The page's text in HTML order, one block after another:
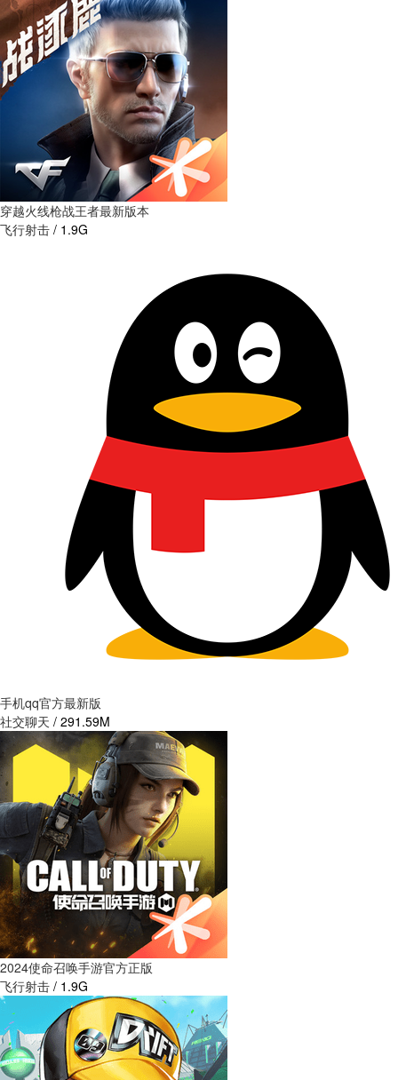
穿越火线枪战王者最新版本
飞行射击 / 1.9G
手机qq官方最新版
社交聊天 / 291.59M
2024使命召唤手游官方正版
飞行射击 / 1.9G